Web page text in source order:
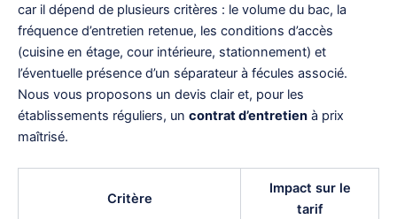
car il dépend de plusieurs critères : le volume du bac, la
fréquence d’entretien retenue, les conditions d’accès
(cuisine en étage, cour intérieure, stationnement) et
l’éventuelle présence d’un séparateur à fécules associé.
Nous vous proposons un devis clair et, pour les
établissements réguliers, un contrat d’entretien à prix
maîtrisé.
Critère
Impact sur le
tarif